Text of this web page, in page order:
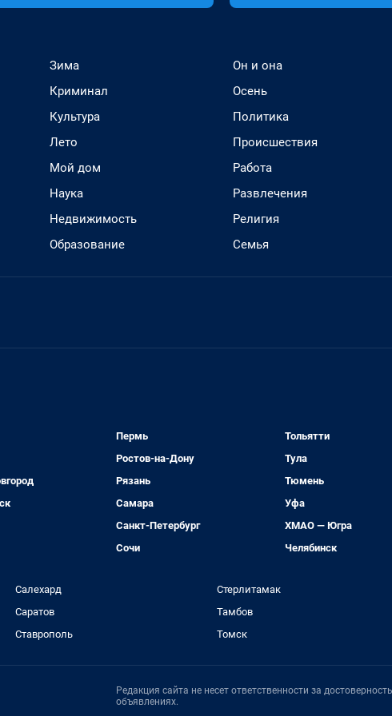
Зима
Криминал
Культура
Лето
Мой дом
Наука
Недвижимость
Образование
Он и она
Осень
Политика
Происшествия
Работа
Развлечения
Религия
Семья
Пермь
Ростов-на-Дону
Рязань
Самара
Санкт-Петербург
Сочи
Тольятти
Тула
Тюмень
Уфа
ХМАО — Югра
Челябинск
Салехард
Саратов
Ставрополь
Стерлитамак
Тамбов
Томск
Редакция сайта не несет ответственности за
объявлениях.